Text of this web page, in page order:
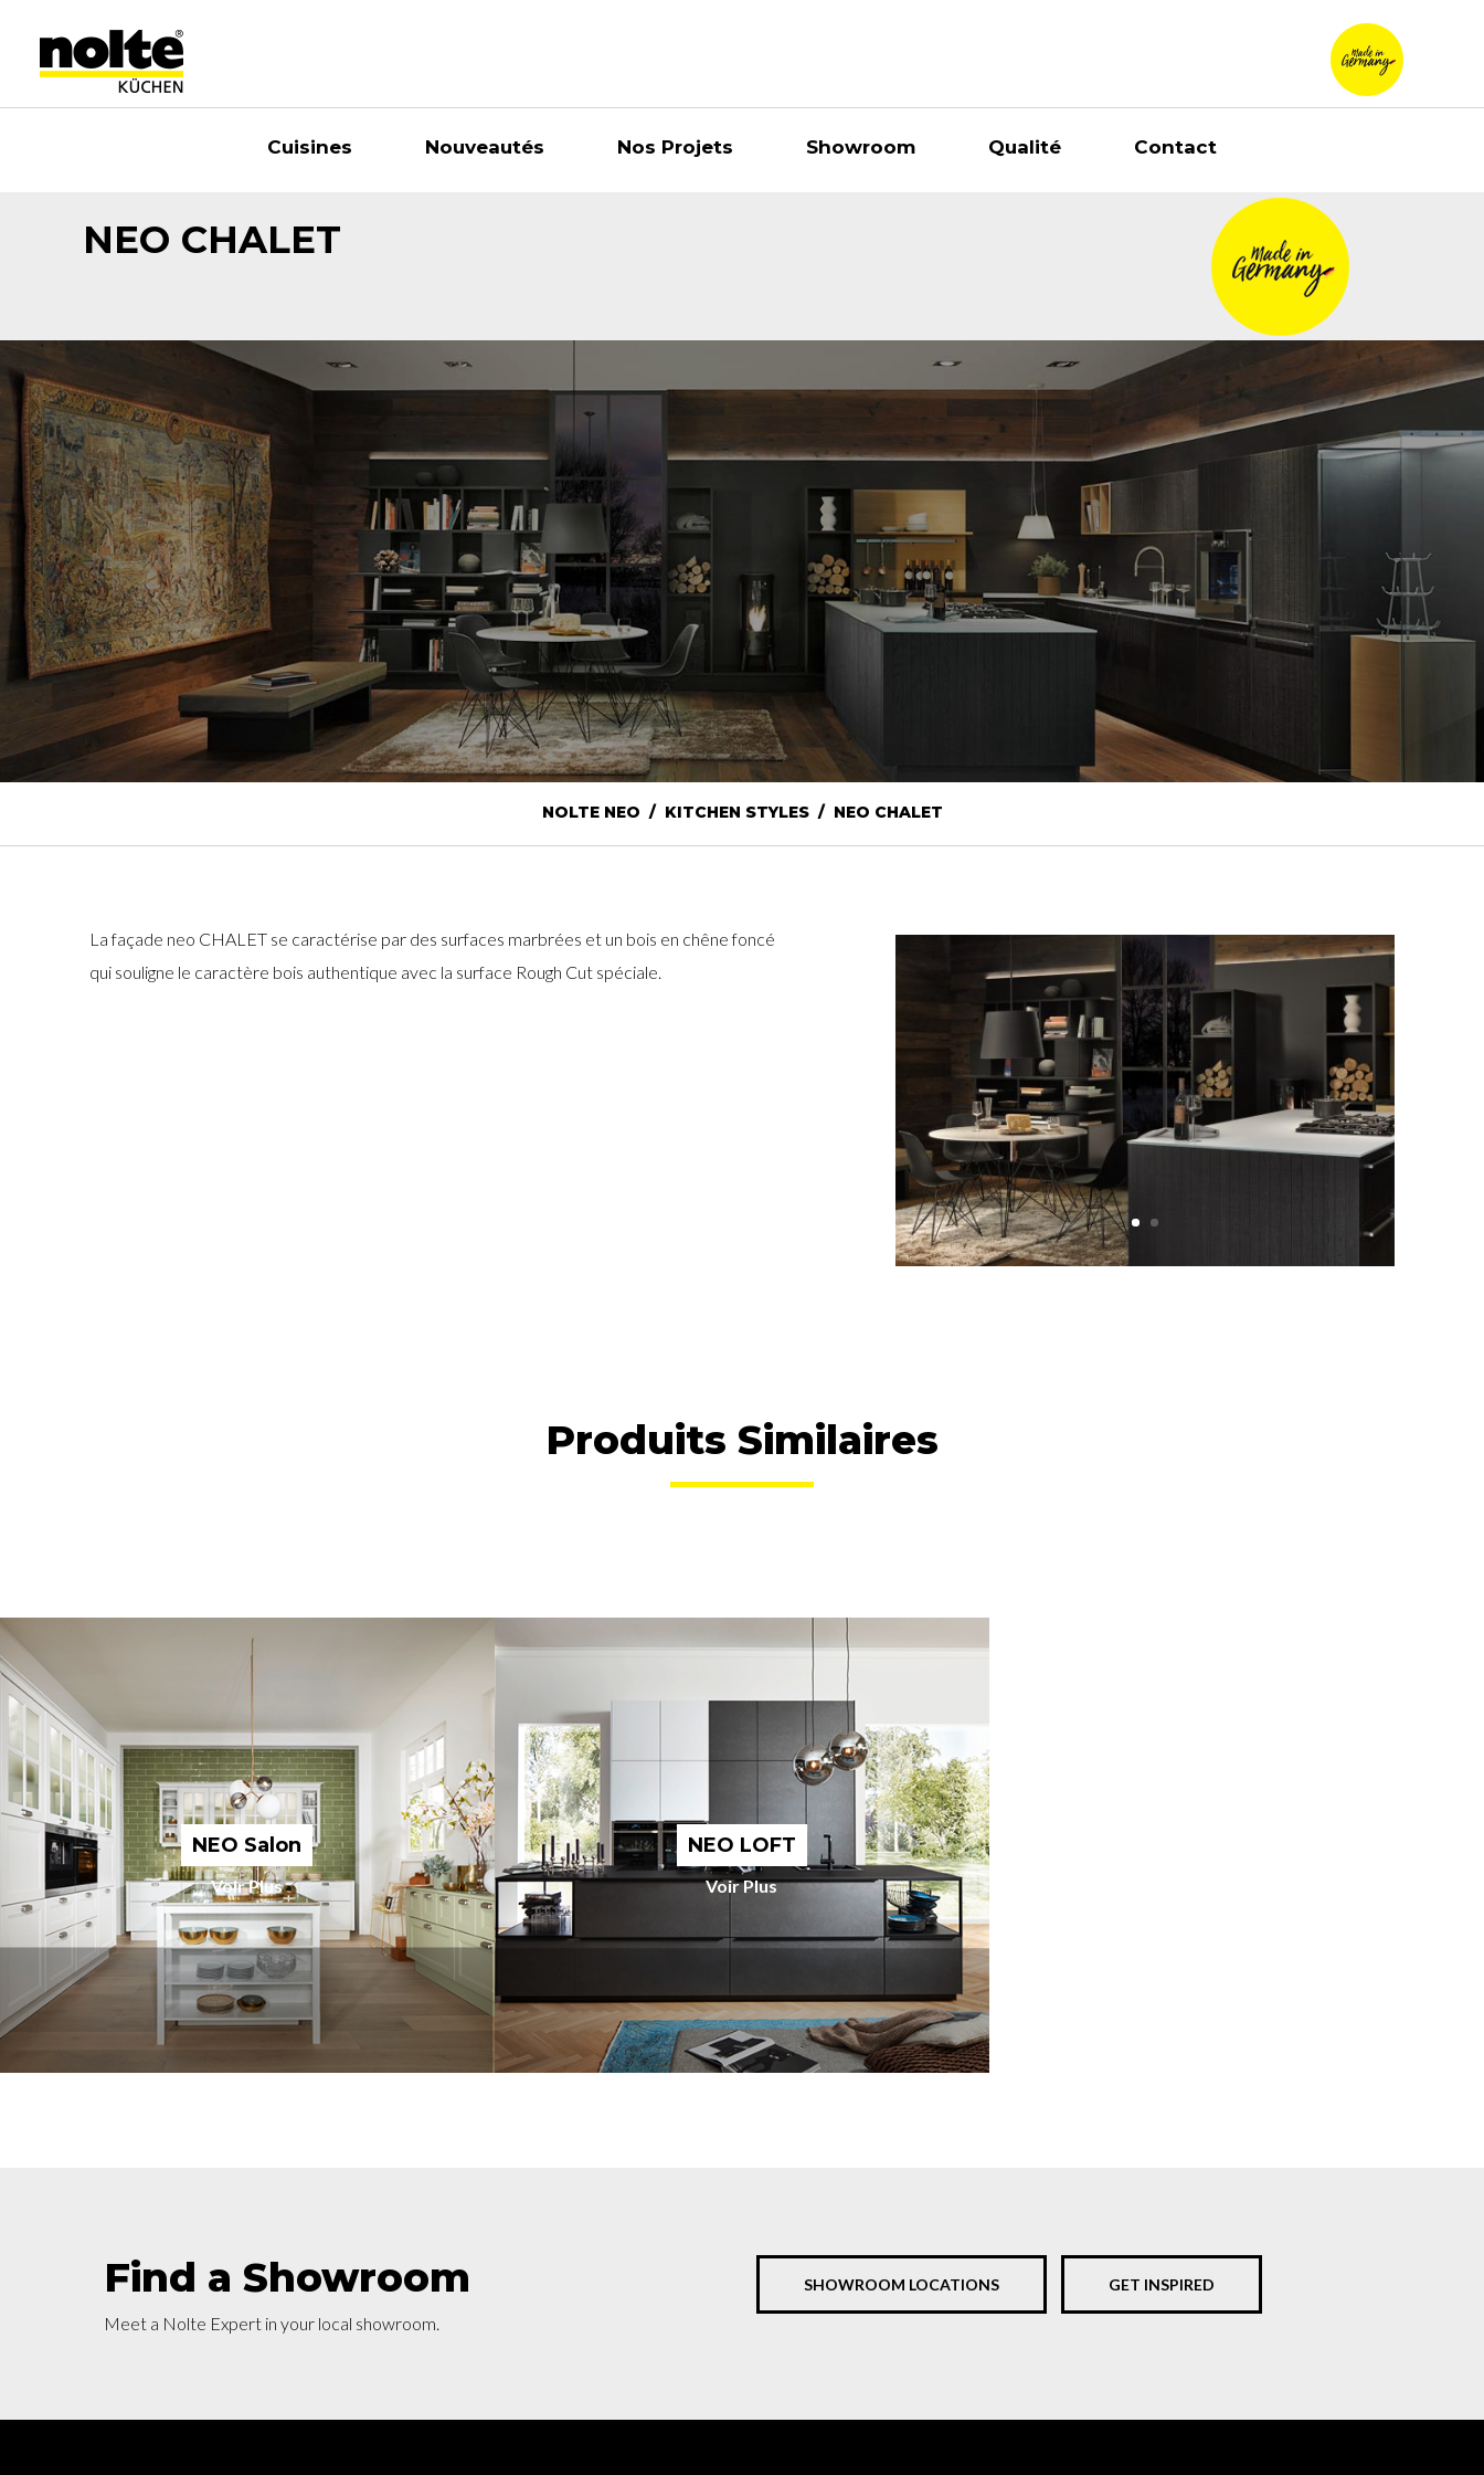
Cuisines Nouveautés Nos Projets Showroom Qualité Contact
NEO CHALET
NOLTE NEO / KITCHEN STYLES / NEO CHALET
La façade neo CHALET se caractérise par des surfaces marbrées et un bois en chêne foncé
qui souligne le caractère bois authentique avec la surface Rough Cut spéciale.
Produits Similaires
NEO Salon
Voir Plus
NEO LOFT
Voir Plus
Find a Showroom
Meet a Nolte Expert in your local showroom.
SHOWROOM LOCATIONS GET INSPIRED